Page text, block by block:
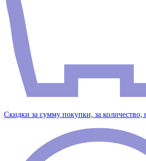
Скидки за сумму покупки, за количество,